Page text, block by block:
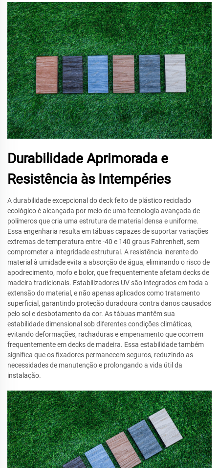
Durabilidade Aprimorada e
Resistência às Intempéries
A durabilidade excepcional do deck feito de plástico reciclado
ecológico é alcançada por meio de uma tecnologia avançada de
polímeros que cria uma estrutura de material densa e uniforme.
Essa engenharia resulta em tábuas capazes de suportar variações
extremas de temperatura entre -40 e 140 graus Fahrenheit, sem
comprometer a integridade estrutural. A resistência inerente do
material à umidade evita a absorção de água, eliminando o risco de
apodrecimento, mofo e bolor, que frequentemente afetam decks de
madeira tradicionais. Estabilizadores UV são integrados em toda a
extensão do material, e não apenas aplicados como tratamento
superficial, garantindo proteção duradoura contra danos causados
pelo sol e desbotamento da cor. As tábuas mantêm sua
estabilidade dimensional sob diferentes condições climáticas,
evitando deformações, rachaduras e empenamento que ocorrem
frequentemente em decks de madeira. Essa estabilidade também
significa que os fixadores permanecem seguros, reduzindo as
necessidades de manutenção e prolongando a vida útil da
instalação.